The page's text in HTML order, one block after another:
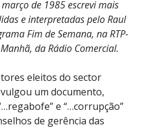
de 1985 escrevi mais
e interpretadas pelo Raul
Fim de Semana, na RTP-
da Rádio Comercial.
eleitos do sector
um documento,
e “…corrupção”
de gerência das